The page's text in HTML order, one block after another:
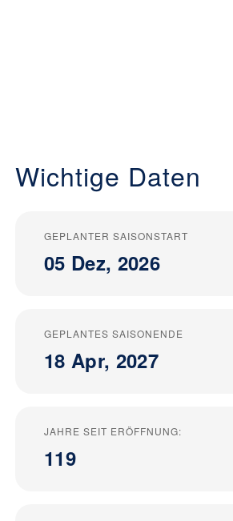
Wichtige Daten
GEPLANTER SAISONSTART
05 Dez, 2026
GEPLANTES SAISONENDE
18 Apr, 2027
JAHRE SEIT ERÖFFNUNG:
119